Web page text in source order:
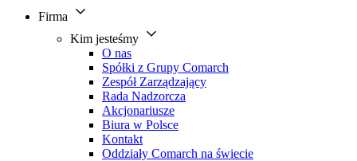
Firma
Kim jesteśmy
O nas
Spółki z Grupy Comarch
Zespół Zarządzający
Rada Nadzorcza
Akcjonariusze
Biura w Polsce
Kontakt
Oddziały Comarch na świecie